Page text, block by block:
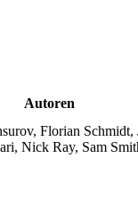
Autoren
Florian Schmidt,
Nick Ray, Sam